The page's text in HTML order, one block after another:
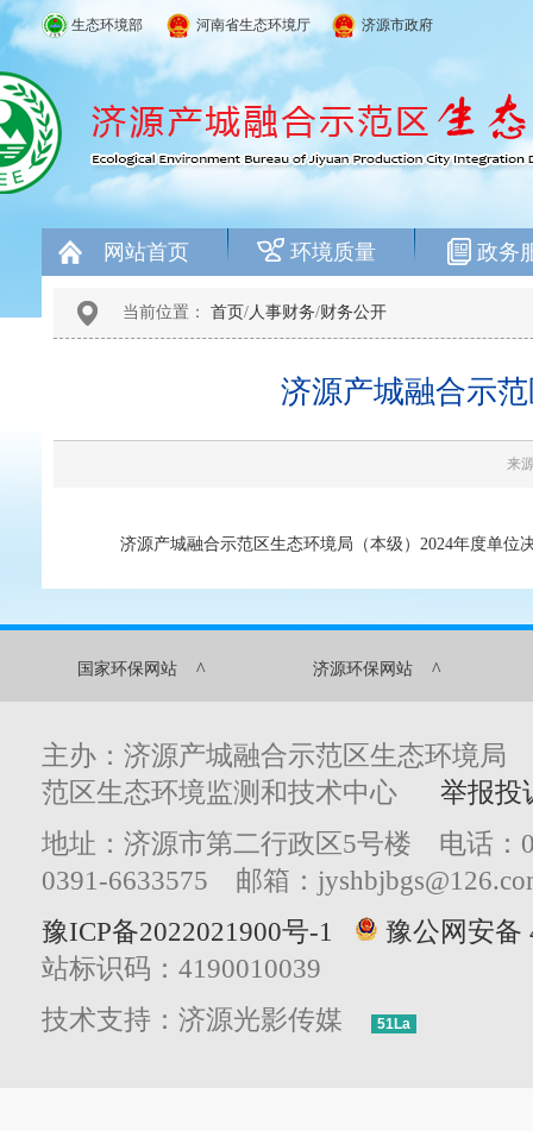
生态环境部 河南省生态环境厅 济源市政府
网站首页 环境质量 政务
当前位置： 首页/人事财务/财务公开
济源产城融合示
来
济源产城融合示范区生态环境局（本级）2024年度单位
国家环保网站 ^ 济源环保网站 ^
主办：济源产城融合示范区生态环境
范区生态环境监测和技术中心 举报投
地址：济源市第二行政区5号楼 电话：
0391-6633575 邮箱：
豫ICP备2022021900号-1
豫公网安备
站标识码：4190010039
技术支持：济源光影传媒
51La